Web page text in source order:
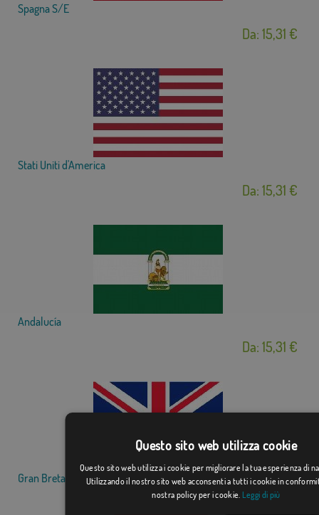
Spagna S/E
Da: 15,31 €
Stati Uniti d'America
Da: 15,31 €
Andalucía
Da: 15,31 €
Gran Bretagna
Da: 15,31 €
Questo sito web utilizza cookie
Questo sito web utilizza i cookie per migliorare la tua esperienza di
Utilizzando il nostro sito web acconsenti a tutti i cookie in
nostra policy per i cookie. Leggi di più